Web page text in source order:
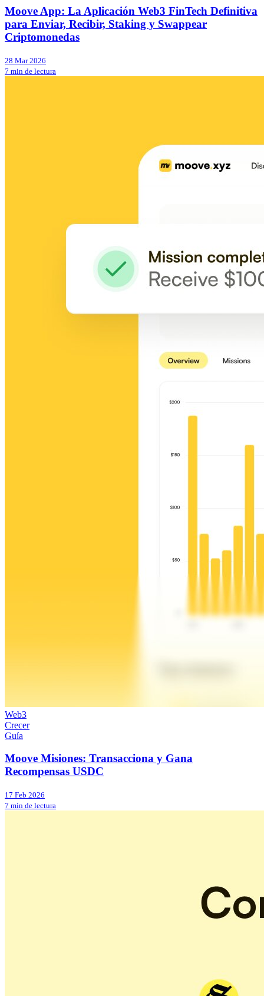
Moove App: La Aplicación Web3 FinTech Definitiva
para Enviar, Recibir, Staking y Swappear
Criptomonedas
28 Mar 2026
7 min de lectura
Web3
Crecer
Guía
Moove Misiones: Transacciona y Gana
Recompensas USDC
17 Feb 2026
7 min de lectura